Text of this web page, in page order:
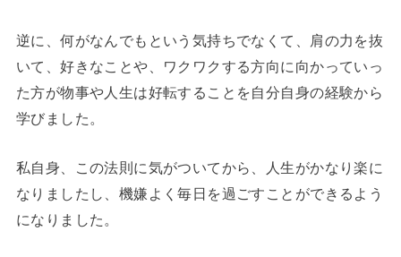
逆に、何がなんでもという気持ちでなくて、肩の力を抜
いて、好きなことや、ワクワクする方向に向かっていっ
た方が物事や人生は好転することを自分自身の経験から
学びました。
私自身、この法則に気がついてから、人生がかなり楽に
なりましたし、機嫌よく毎日を過ごすことができるよう
になりました。